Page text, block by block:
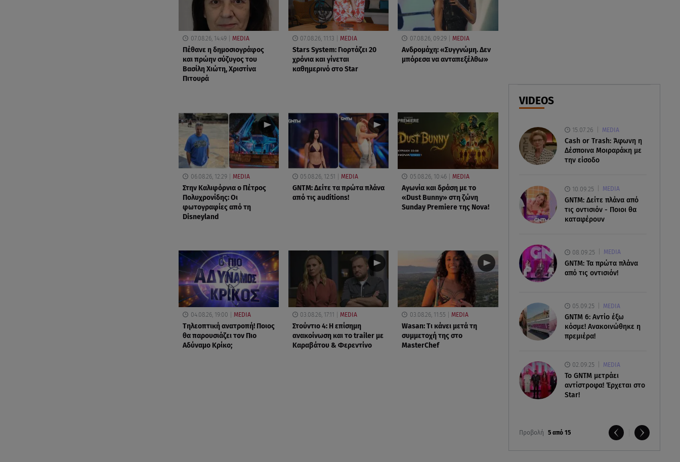
07.08.26 , 20:18
Μυστράς: Κρίσιμος για το
κατηγορητήριο ο χρόνος
VIDEOS
15.07.26 MEDIA
Cash or Trash: Άφωνη η
Δέσποινα Μοιραράκη με
την είσοδο
10.09.25 MEDIA
GNTM: Δείτε πλάνα από
τις οντισιόν - Ποιοι θα
καταφέρουν
08.09.25 MEDIA
GNTM: Τα πρώτα πλάνα
από τις οντισιόν!
05.09.25 MEDIA
GNTM 6: Αντίο έξω
κόσμε! Ανακοινώθηκε η
πρεμιέρα!
02.09.25 MEDIA
Το GNTM μετράει
αντίστροφα! Έρχεται στο
Star!
Προβολή 5 από 15
07.08.26, 14:49 MEDIA
Πέθανε η δημοσιογράφος
και πρώην σύζυγος του
Βασίλη Χιώτη, Χριστίνα
Πιτουρά
07.08.26, 11:13 MEDIA
Stars System: Γιορτάζει 20
χρόνια και γίνεται
καθημερινό στο Star
07.08.26, 09:29 MEDIA
Ανδρομάχη: «Συγγνώμη. Δεν
μπόρεσα να ανταπεξέλθω»
06.08.26, 12:29 MEDIA
Στην Καλιφόρνια ο Πέτρος
Πολυχρονίδης: Οι
φωτογραφίες από τη
Disneyland
05.08.26, 12:51 MEDIA
GNTM: Δείτε τα πρώτα πλάνα
από τις auditions!
05.08.26, 10:46 MEDIA
Αγωνία και δράση με το
«Dust Bunny» στη ζώνη
Sunday Premiere της Nova!
04.08.26, 19:00 MEDIA
Τηλεοπτική ανατροπή! Ποιος
θα παρουσιάζει τον Πιο
Αδύναμο Κρίκο;
03.08.26, 17:11 MEDIA
Στούντιο 4: Η επίσημη
ανακοίνωση και το trailer με
Καραβάτου & Φερεντίνο
03.08.26, 11:55 MEDIA
Wasan: Tι κάνει μετά τη
συμμετοχή της στο
MasterChef